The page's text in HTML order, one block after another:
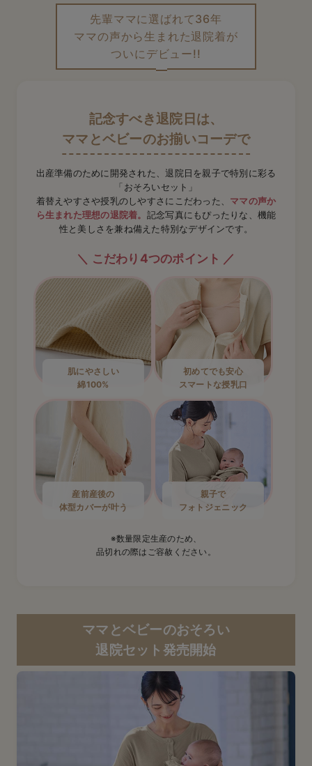
く、ヒールも危険です。安定感のある大きめのスニーカー
がおすすめです。
先輩ママに選ばれて36年
ママの声から生まれた退院着が
ついにデビュー!!
記念すべき退院日は、
ママとベビーのお揃いコーデで
出産準備のために開発された、退院日を親子で特別に彩る
「おそろいセット」
着替えやすさや授乳のしやすさにこだわった、 ママの声か
ら生まれた理想の退院着。 記念写真にもぴったりな、 機能
性と美しさを兼ね備えた特別なデザインです。
こだわり4つのポイント
肌にやさしい
綿100%
初めてでも安心
スマートな授乳口
産前産後の
体型カバーが叶う
親子で
フォトジェニック
※数量限定生産のため、
品切れの際はご容赦ください。
ママとベビーのおそろい
退院セット発売開始